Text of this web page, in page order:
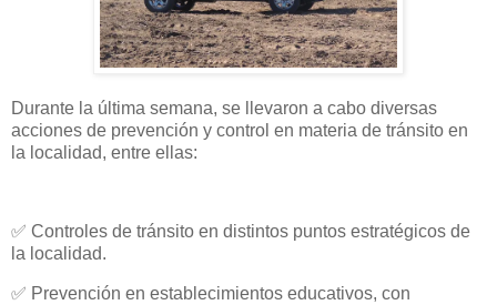
Durante la última semana, se llevaron a cabo diversas
acciones de prevención y control en materia de tránsito en
la localidad, entre ellas:
✅ Controles de tránsito en distintos puntos estratégicos de
la localidad.
✅ Prevención en establecimientos educativos, con